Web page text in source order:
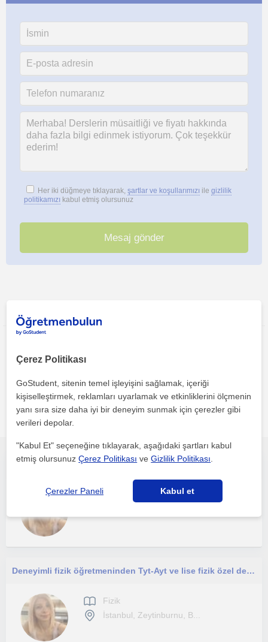
Her iki düğmeye tıklayarak, şartlar ve koşullarımızı ile gizlilik
politikamızı kabul etmiş olursunuz
Istanbul, Bagcilar (), Basaksehir, Esenler (), Halkali (), Ikitelli,
Mahmutbey () bölgesinde ilginizi çekebilecek diğer Fizik
Fizik
Deneyimli fizik öğretmeninden Tyt-Ayt ve lise fizik özel dersi verilir
Fizik
İstanbul, Zeytinburnu, B...
Çerez Politikası
GoStudent, sitenin temel işleyişini sağlamak, içeriği
kişiselleştirmek, reklamları uyarlamak ve etkinliklerini ölçmenin
yanı sıra size daha iyi bir deneyim sunmak için çerezler gibi
verileri depolar.
"Kabul Et" seçeneğine tıklayarak, aşağıdaki şartları kabul
etmiş olursunuzÇerez Politikası veGizlilik Politikası
Çerezler Paneli Kabul et